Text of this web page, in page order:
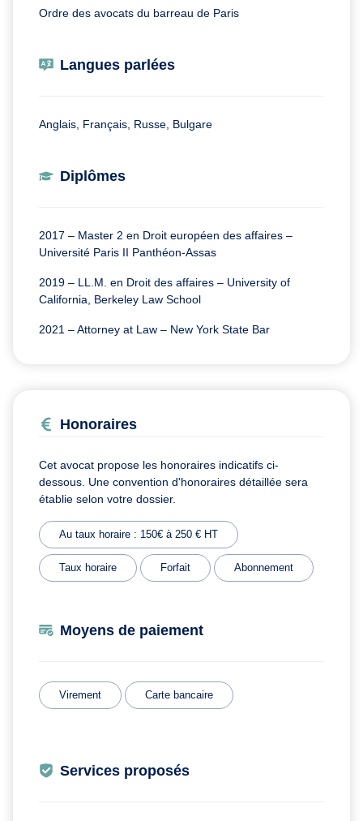
Ordre des avocats du barreau de Paris
Langues parlées
Anglais, Français, Russe, Bulgare
Diplômes
2017 – Master 2 en Droit européen des affaires –
Université Paris II Panthéon-Assas
2019 – LL.M. en Droit des affaires – University of
California, Berkeley Law School
2021 – Attorney at Law – New York State Bar
Honoraires
Cet avocat propose les honoraires indicatifs ci-
dessous. Une convention d'honoraires détaillée sera
établie selon votre dossier.
Au taux horaire : 150€ à 250 € HT
Taux horaire Forfait Abonnement
Moyens de paiement
Virement Carte bancaire
Services proposés